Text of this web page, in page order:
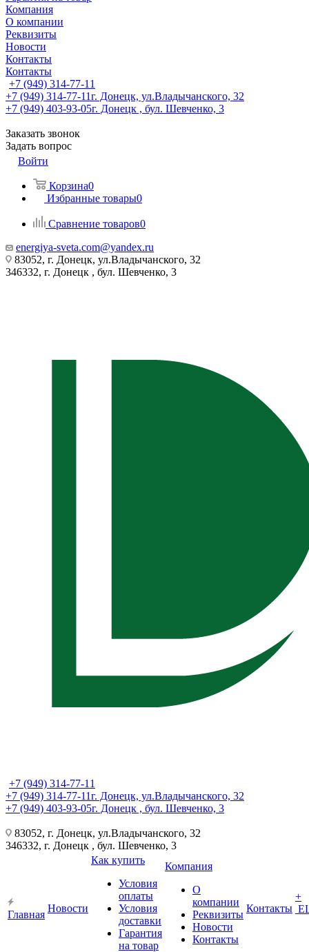
Компания
О компании
Реквизиты
Новости
Контакты
Контакты
+7 (949) 314-77-11
+7 (949) 314-77-11г. Донецк, ул.Владычанского, 32
+7 (949) 403-93-05г. Донецк , бул. Шевченко, 3
Заказать звонок
Задать вопрос
Войти
Корзина0
Избранные товары0
Сравнение товаров0
energiya-sveta.com@yandex.ru
83052, г. Донецк, ул.Владычанского, 32
346332, г. Донецк , бул. Шевченко, 3
+7 (949) 314-77-11
+7 (949) 314-77-11г. Донецк, ул.Владычанского, 32
+7 (949) 403-93-05г. Донецк , бул. Шевченко, 3
83052, г. Донецк, ул.Владычанского, 32
346332, г. Донецк , бул. Шевченко, 3
Главная
Новости
Как купить
Условия
оплаты
Условия
доставки
Гарантия
на товар
Компания
О
компании
Реквизиты
Новости
Контакты
Контакты
+